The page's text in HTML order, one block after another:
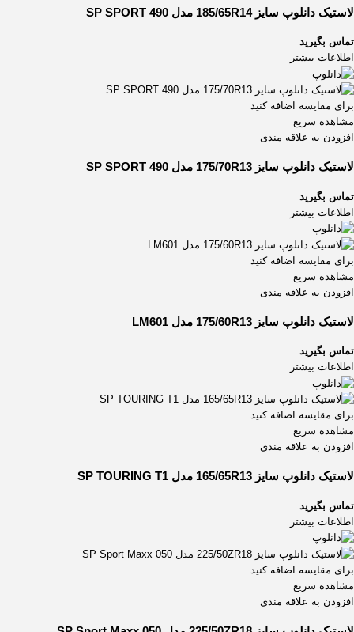
265/35ZR18
265/35ZR19
265/60R18
265/65R17
265/70R15
265/70R16
265/70R17
265/75R16
275/30ZR20
275/35ZR18
275/35ZR19
275/35ZR20
275/50R21
275/65R17
275/70R16
285/60R18
285/65R17
295/30ZR22
295/35ZR21
295/40ZR21
325/30ZR21
لاستیک دانلوپ سایز 185/65R14 مدل SP SPORT 490
تماس بگیرید
اطلاعات بیشتر
برای مقایسه اضافه کنید
مشاهده سریع
افزودن به علاقه مندی
لاستیک دانلوپ سایز 175/70R13 مدل SP SPORT 490
تماس بگیرید
اطلاعات بیشتر
برای مقایسه اضافه کنید
مشاهده سریع
افزودن به علاقه مندی
لاستیک دانلوپ سایز 175/60R13 مدل LM601
تماس بگیرید
اطلاعات بیشتر
برای مقایسه اضافه کنید
مشاهده سریع
افزودن به علاقه مندی
لاستیک دانلوپ سایز 165/65R13 مدل SP TOURING T1
تماس بگیرید
اطلاعات بیشتر
برای مقایسه اضافه کنید
مشاهده سریع
افزودن به علاقه مندی